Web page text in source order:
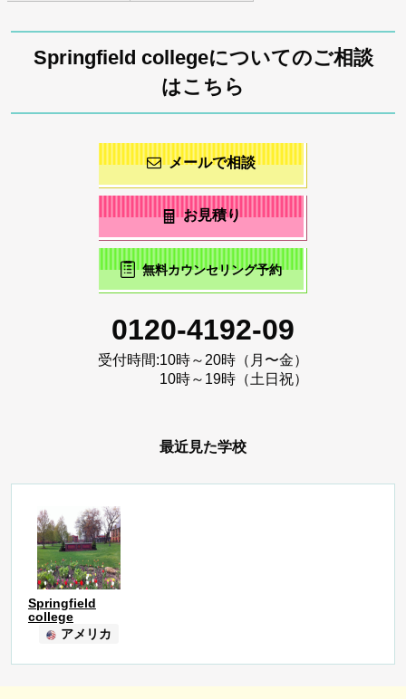
Springfield collegeについてのご相談
はこちら
メールで相談
お見積り
無料カウンセリング予約
0120-4192-09
受付時間:10時～20時（月〜金）
10時～19時（土日祝）
最近見た学校
Springfield
college
アメリカ